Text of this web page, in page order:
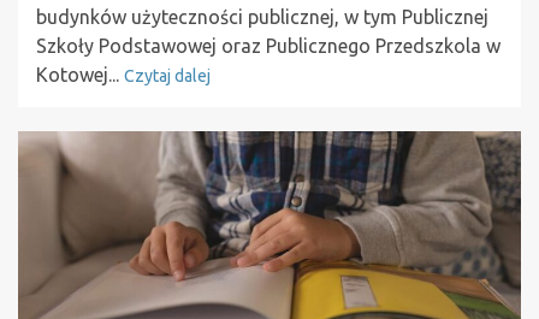
budynków użyteczności publicznej, w tym Publicznej
Szkoły Podstawowej oraz Publicznego Przedszkola w
Kotowej... Czytaj dalej